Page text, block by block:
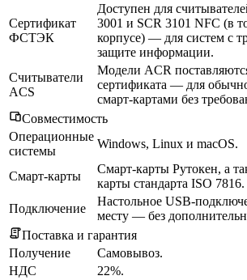
Сертификат
ФСТЭК
Доступен для
3001 и SCR 3101 NFC (в
корпусе) — для систем с
защите информации.
Считыватели
ACS
Модели ACR
сертификата — для
смарт-картами без
Совместимость
Операционные
системы
Windows, Linux и macOS.
Смарт-карты
Смарт-карты Рутокен, а
карты стандарта ISO 7816.
Подключение
Настольное USB-
месту — без
Поставка и гарантия
Получение
Самовывоз.
НДС
22%.